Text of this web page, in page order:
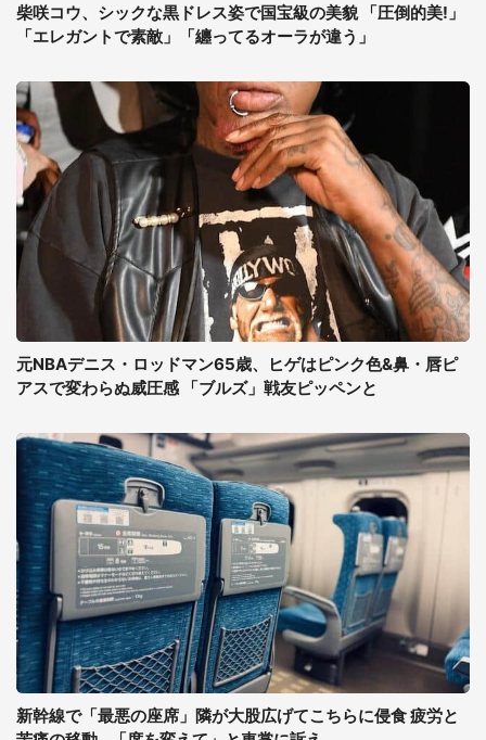
柴咲コウ、シックな黒ドレス姿で国宝級の美貌 「圧倒的美!」
「エレガントで素敵」「纏ってるオーラが違う」
元NBAデニス・ロッドマン65歳、ヒゲはピンク色&鼻・唇ピ
アスで変わらぬ威圧感 「ブルズ」戦友ピッペンと
新幹線で「最悪の座席」隣が大股広げてこちらに侵食 疲労と